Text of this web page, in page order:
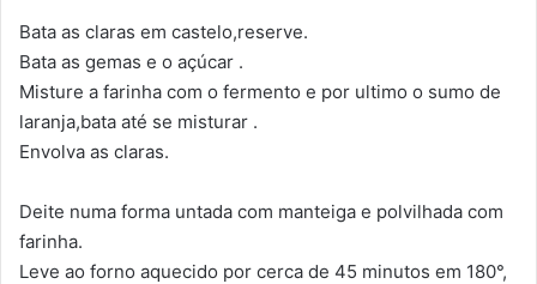
Bata as claras em castelo,reserve.
Bata as gemas e o açúcar .
Misture a farinha com o fermento e por ultimo o sumo de
laranja,bata até se misturar .
Envolva as claras.
Deite numa forma untada com manteiga e polvilhada com
farinha.
Leve ao forno aquecido por cerca de 45 minutos em 180°,